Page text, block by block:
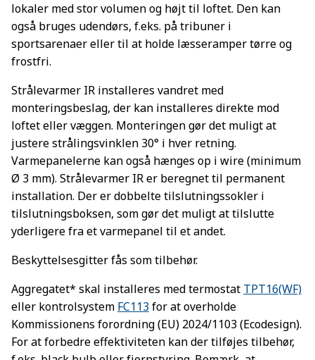
lokaler med stor volumen og højt til loftet. Den kan
også bruges udendørs, f.eks. på tribuner i
sportsarenaer eller til at holde læsseramper tørre og
frostfri.
Strålevarmer IR installeres vandret med
monteringsbeslag, der kan installeres direkte mod
loftet eller væggen. Monteringen gør det muligt at
justere strålingsvinklen 30° i hver retning.
Varmepanelerne kan også hænges op i wire (minimum
Ø 3 mm). Strålevarmer IR er beregnet til permanent
installation. Der er dobbelte tilslutningssokler i
tilslutningsboksen, som gør det muligt at tilslutte
yderligere fra et varmepanel til et andet.
Beskyttelsesgitter fås som tilbehør.
Aggregatet* skal installeres med termostat TPT16(WF)
eller kontrolsystem FC113for at overholde
Kommissionens forordning (EU) 2024/1103 (Ecodesign).
For at forbedre effektiviteten kan der tilføjes tilbehør,